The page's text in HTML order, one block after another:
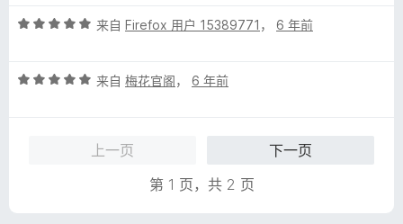
/评
/
来自 Firefox 用户 15389771 ， 6 年前
评
来自 梅花官阁， 6 年前
上一页
下一页
第 1 页，共 2 页